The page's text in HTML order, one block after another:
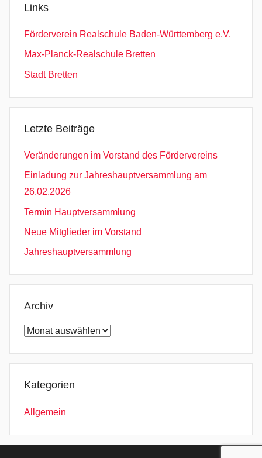
Links
Förderverein Realschule Baden-Württemberg e.V.
Max-Planck-Realschule Bretten
Stadt Bretten
Letzte Beiträge
Veränderungen im Vorstand des Fördervereins
Einladung zur Jahreshauptversammlung am
26.02.2026
Termin Hauptversammlung
Neue Mitglieder im Vorstand
Jahreshauptversammlung
Archiv
Archiv
Kategorien
Allgemein